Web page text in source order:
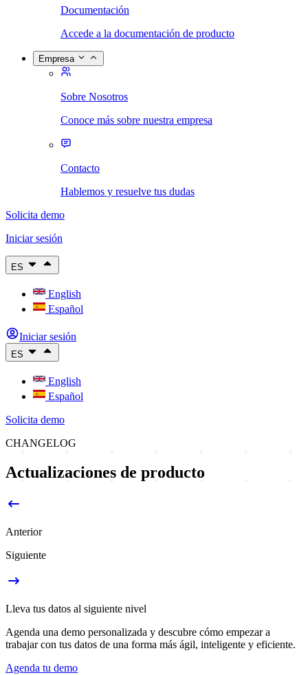
Documentación
Accede a la documentación de producto
Empresa
Sobre Nosotros
Conoce más sobre nuestra empresa
Contacto
Hablemos y resuelve tus dudas
Solicita demo
Iniciar sesión
ES
English
Español
Iniciar sesión
ES
English
Español
Solicita demo
CHANGELOG
Actualizaciones de producto
Anterior
Siguiente
Lleva tus datos al siguiente nivel
Agenda una demo personalizada y descubre cómo empezar a
trabajar con tus datos de una forma más ágil, inteligente y eficiente.
Agenda tu demo